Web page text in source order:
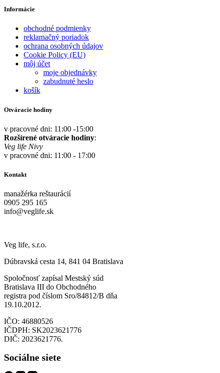
Informácie
obchodné podmienky
reklamačný poriadok
ochrana osobných údajov
Cookie Policy (EU)
môj účet
moje objednávky
zabudnuté heslo
košík
Otváracie hodiny
v pracovné dni: 11:00 -15:00
Rozšírené otváracie hodiny:
Veg life Nivy
v pracovné dni: 11:00 - 17:00
Kontakt
manažérka reštaurácií
0905 295 165
info@veglife.sk
Veg life, s.r.o.
Dúbravská cesta 14, 841 04 Bratislava
Spoločnosť zapísal Mestský súd
Bratislava III do Obchodného
registra pod číslom Sro/84812/B dňa
19.10.2012.
IČO: 46880526
IČDPH: SK2023621776
DIČ: 2023621776.
Sociálne siete